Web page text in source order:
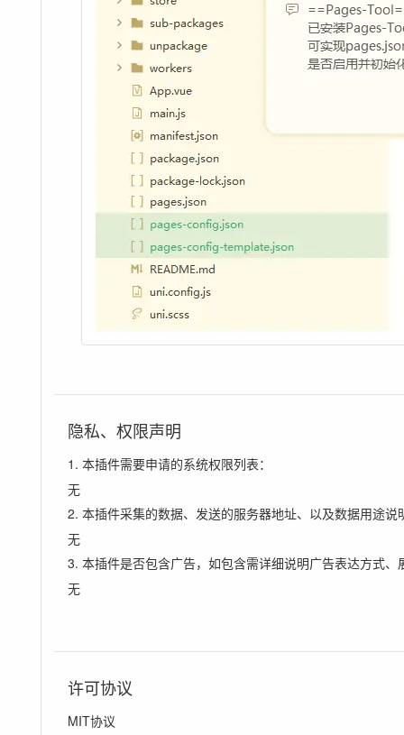
隐私、权限声明
1. 本插件需要申请的系统权限列表：
无
2. 本插件采集的数据、发送的服务器地址、以及数据用途说
无
3. 本插件是否包含广告，如包含需详细说明广告表达方式、
无
许可协议
MIT协议